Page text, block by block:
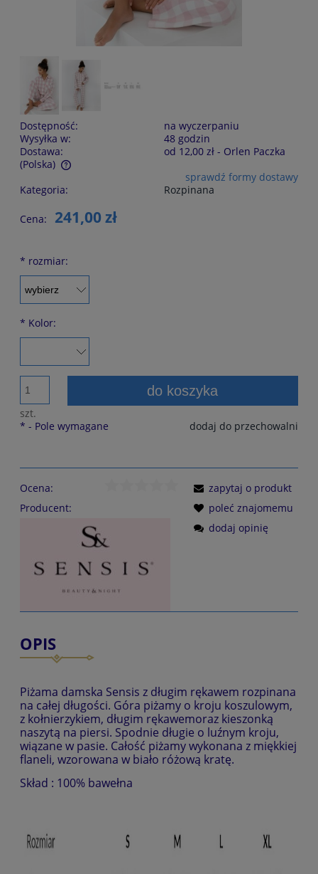
Dostępność:
na wyczerpaniu
Wysyłka w:
48 godzin
Dostawa:
od 12,00 zł - Orlen Paczka
(Polska)
Cena nie zawiera ewentualnych kosztów płatności
sprawdź formy dostawy
Kategoria:
Rozpinana
Cena: 241,00 zł
* rozmiar:
* Kolor:
szt.
do koszyka
dodaj do przechowalni
* - Pole wymagane
Ocena:
Producent:
zapytaj o produkt
poleć znajomemu
dodaj opinię
OPIS
Piżama damska Sensis z długim rękawem rozpinana
na całej długości. Góra piżamy o kroju koszulowym,
z kołnierzykiem, długim rękawemoraz kieszonką
naszytą na piersi. Spodnie długie o luźnym kroju,
wiązane w pasie. Całość piżamy wykonana z miękkiej
flaneli, wzorowana w biało różową kratę.
Skład : 100% bawełna